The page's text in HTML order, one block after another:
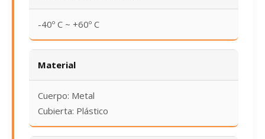
-40º C ~ +60º C
Material
Cuerpo: Metal
Cubierta: Plástico